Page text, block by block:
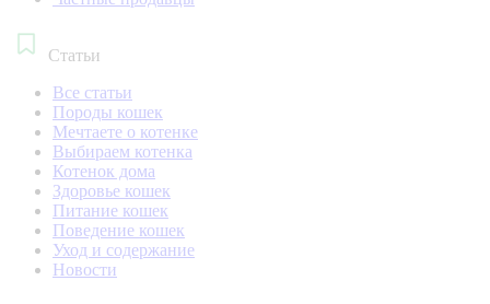
Статьи
Все статьи
Породы кошек
Мечтаете о котенке
Выбираем котенка
Котенок дома
Здоровье кошек
Питание кошек
Поведение кошек
Уход и содержание
Новости